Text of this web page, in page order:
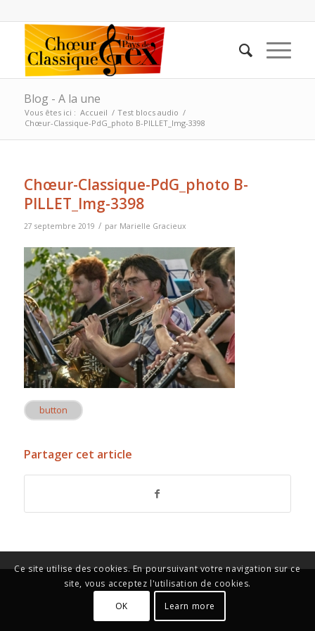
Blog - A la une
Vous êtes ici : Accueil / Test blocs audio /
Chœur-Classique-PdG_photo B-PILLET_Img-3398
Chœur-Classique-PdG_photo B-
PILLET_Img-3398
27 septembre 2019 / par Marielle Gracieux
button
Partager cet article
Ce site utilise des cookies. En poursuivant votre navigation sur ce
site, vous acceptez l'utilisation de cookies.
OK
Learn more